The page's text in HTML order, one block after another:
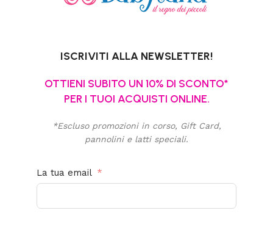
ISCRIVITI ALLA NEWSLETTER!
OTTIENI SUBITO UN 10% DI SCONTO*
PER I TUOI ACQUISTI ONLINE.
*Escluso promozioni in corso, Gift Card,
pannolini e latti speciali.
La tua email